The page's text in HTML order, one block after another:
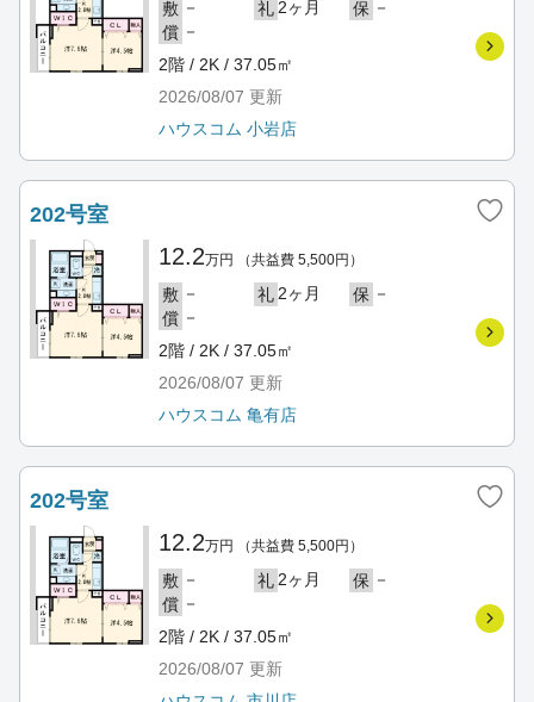
敷 － 礼 2ヶ月 保 －
償 －
2階 / 2K / 37.05㎡
2026/08/07 更新
ハウスコム 小岩店
202号室
12.2万円 （共益費 5,500円）
敷 － 礼 2ヶ月 保 －
償 －
2階 / 2K / 37.05㎡
2026/08/07 更新
ハウスコム 亀有店
202号室
12.2万円 （共益費 5,500円）
敷 － 礼 2ヶ月 保 －
償 －
2階 / 2K / 37.05㎡
2026/08/07 更新